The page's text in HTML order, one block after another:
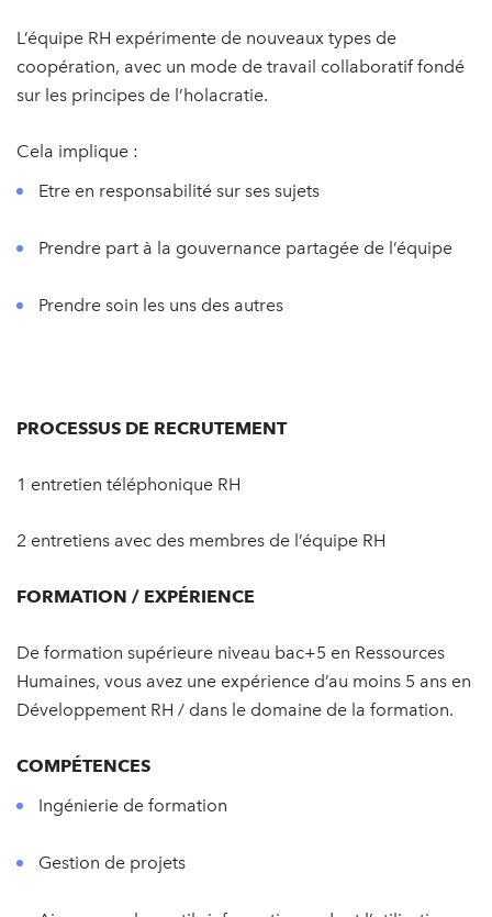
L’équipe RH expérimente de nouveaux types de
coopération, avec un mode de travail collaboratif fondé
sur les principes de l’holacratie.
Cela implique :
Etre en responsabilité sur ses sujets
Prendre part à la gouvernance partagée de l’équipe
Prendre soin les uns des autres
PROCESSUS DE RECRUTEMENT
1 entretien téléphonique RH
2 entretiens avec des membres de l’équipe RH
FORMATION / EXPÉRIENCE
De formation supérieure niveau bac+5 en Ressources
Humaines, vous avez une expérience d’au moins 5 ans en
Développement RH / dans le domaine de la formation.
COMPÉTENCES
Ingénierie de formation
Gestion de projets